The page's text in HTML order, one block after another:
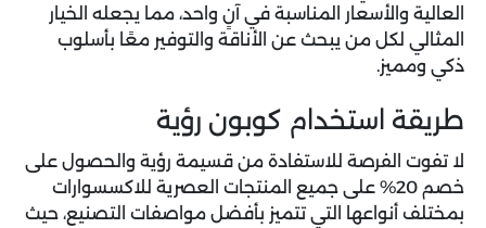
العالية والأسعار المناسبة في آنٍ واحد، مما يجعله الخيار
المثالي لكل من يبحث عن الأناقة والتوفير معًا بأسلوب
ذكي ومميز.
طريقة استخدام كوبون رؤية
لا تفوت الفرصة للاستفادة من قسيمة رؤية والحصول على
خصم 20% على جميع المنتجات العصرية للاكسسوارات
بمختلف أنواعها التي تتميز بأفضل مواصفات التصنيع، حيث